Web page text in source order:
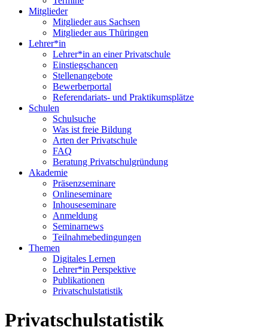
Mitglieder
Mitglieder aus Sachsen
Mitglieder aus Thüringen
Lehrer*in
Lehrer*in an einer Privatschule
Einstiegschancen
Stellenangebote
Bewerberportal
Referendariats- und Praktikumsplätze
Schulen
Schulsuche
Was ist freie Bildung
Arten der Privatschule
FAQ
Beratung Privatschulgründung
Akademie
Präsenzseminare
Onlineseminare
Inhouseseminare
Anmeldung
Seminarnews
Teilnahmebedingungen
Themen
Digitales Lernen
Lehrer*in Perspektive
Publikationen
Privatschulstatistik
Privatschulstatistik